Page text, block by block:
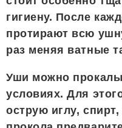
гигиену. После
протирают всю
раз меняя ватные
Уши можно
условиях. Для
острую иглу,